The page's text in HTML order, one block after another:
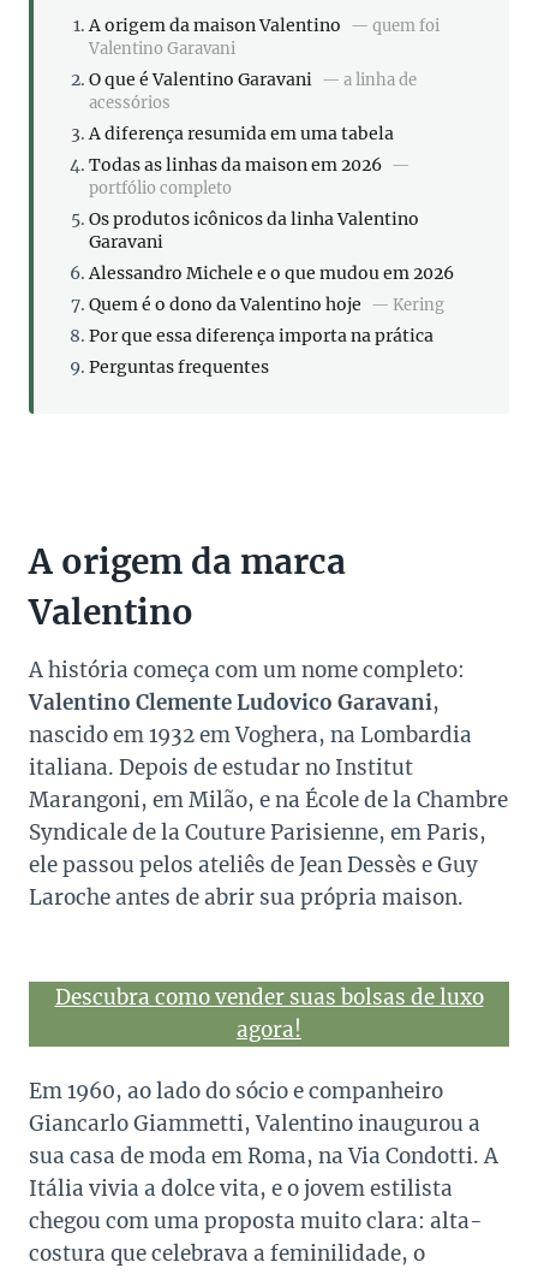
A origem da maison Valentino — quem foi
Valentino Garavani
O que é Valentino Garavani — a linha de
acessórios
A diferença resumida em uma tabela
Todas as linhas da maison em 2026 —
portfólio completo
Os produtos icônicos da linha Valentino
Garavani
Alessandro Michele e o que mudou em 2026
Quem é o dono da Valentino hoje — Kering
Por que essa diferença importa na prática
Perguntas frequentes
A origem da marca
Valentino
A história começa com um nome completo:
Valentino Clemente Ludovico Garavani,
nascido em 1932 em Voghera, na Lombardia
italiana. Depois de estudar no Institut
Marangoni, em Milão, e na École de la Chambre
Syndicale de la Couture Parisienne, em Paris,
ele passou pelos ateliês de Jean Dessès e Guy
Laroche antes de abrir sua própria maison.
Descubra como vender suas bolsas de luxo
agora!
Em 1960, ao lado do sócio e companheiro
Giancarlo Giammetti, Valentino inaugurou a
sua casa de moda em Roma, na Via Condotti. A
Itália vivia a dolce vita, e o jovem estilista
chegou com uma proposta muito clara: alta-
costura que celebrava a feminilidade, o